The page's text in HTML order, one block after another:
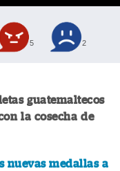
5 2
guatemaltecos
la cosecha de
nuevas medallas a